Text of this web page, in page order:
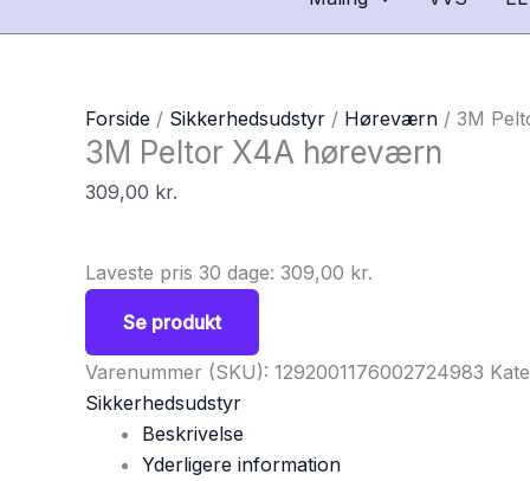
Forside / Sikkerhedsudstyr / Høreværn / 3M
3M Peltor X4A høreværn
309,00 kr.
Laveste pris 30 dage: 309,00 kr.
Se produkt
Varenummer (SKU): 1292001176002724983
Sikkerhedsudstyr
Beskrivelse
Yderligere information